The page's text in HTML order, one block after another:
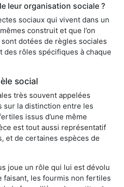
leur organisation sociale ?
sociaux qui vivent dans un
construit et que l’on
dotées de règles sociales
rôles spécifiques à chaque
social
très souvent appelées
sur la distinction entre les
issus d’une même
est tout aussi représentatif
et de certaines espèces de
joue un rôle qui lui est dévolu
faisant, les fourmis non fertiles